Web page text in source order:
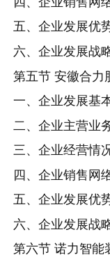
五、企业发展优
六、企业发展战
第五节 安徽合力
一、企业发展基
二、企业主营业
三、企业经营情
四、企业销售网
五、企业发展优
六、企业发展战
第六节 诺力智能